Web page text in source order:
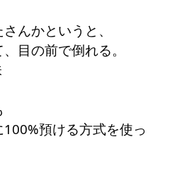
んかというと、
目の前で倒れる。
預ける方式を使っ